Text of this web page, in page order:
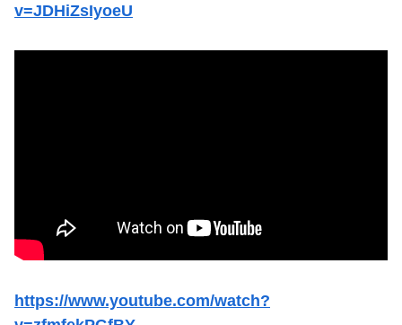
v=JDHiZsIyoeU
https://www.youtube.com/watch?